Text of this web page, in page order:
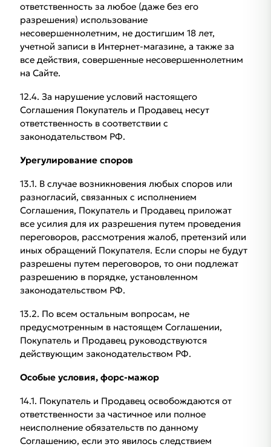
ответственность за любое (даже без его
разрешения) использование
несовершеннолетним, не достигшим 18 лет,
учетной записи в Интернет-магазине, а также за
все действия, совершенные несовершеннолетним
на Сайте.
12.4. За нарушение условий настоящего
Соглашения Покупатель и Продавец несут
ответственность в соответствии с
законодательством РФ.
Урегулирование споров
13.1. В случае возникновения любых споров или
разногласий, связанных с исполнением
Соглашения, Покупатель и Продавец приложат
все усилия для их разрешения путем проведения
переговоров, рассмотрения жалоб, претензий или
иных обращений Покупателя. Если споры не будут
разрешены путем переговоров, то они подлежат
разрешению в порядке, установленном
законодательством РФ.
13.2. По всем остальным вопросам, не
предусмотренным в настоящем Соглашении,
Покупатель и Продавец руководствуются
действующим законодательством РФ.
Особые условия, форс-мажор
14.1. Покупатель и Продавец освобождаются от
ответственности за частичное или полное
неисполнение обязательств по данному
Соглашению, если это явилось следствием